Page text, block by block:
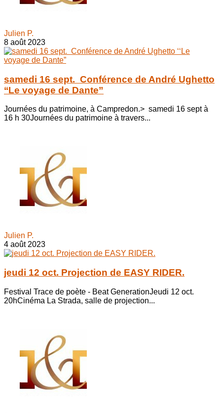
Julien P.
8 août 2023
samedi 16 sept. Conférence de André Ughetto
‘‘Le voyage de Dante”
Journées du patrimoine, à Campredon.> samedi 16 sept à
16 h 30Journées du patrimoine à travers...
Julien P.
4 août 2023
jeudi 12 oct. Projection de EASY RIDER.
Festival Trace de poète - Beat GenerationJeudi 12 oct.
20hCinéma La Strada, salle de projection...